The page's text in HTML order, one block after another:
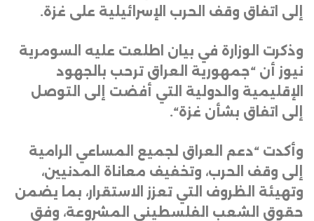
إلى اتفاق وقف الحرب الإسرائيلية على غزة.
وذكرت الوزارة في بيان اطلعت عليه السومرية
نيوز أن “جمهورية العراق ترحب بالجهود
الإقليمية والدولية التي أفضت إلى التوصل
إلى اتفاق بشأن غزة“.
وأكدت “دعم العراق لجميع المساعي الرامية
إلى وقف الحرب، وتخفيف معاناة المدنيين،
وتهيئة الظروف التي تعزز الاستقرار، بما يضمن
حقوق الشعب الفلسطيني المشروعة، وفق